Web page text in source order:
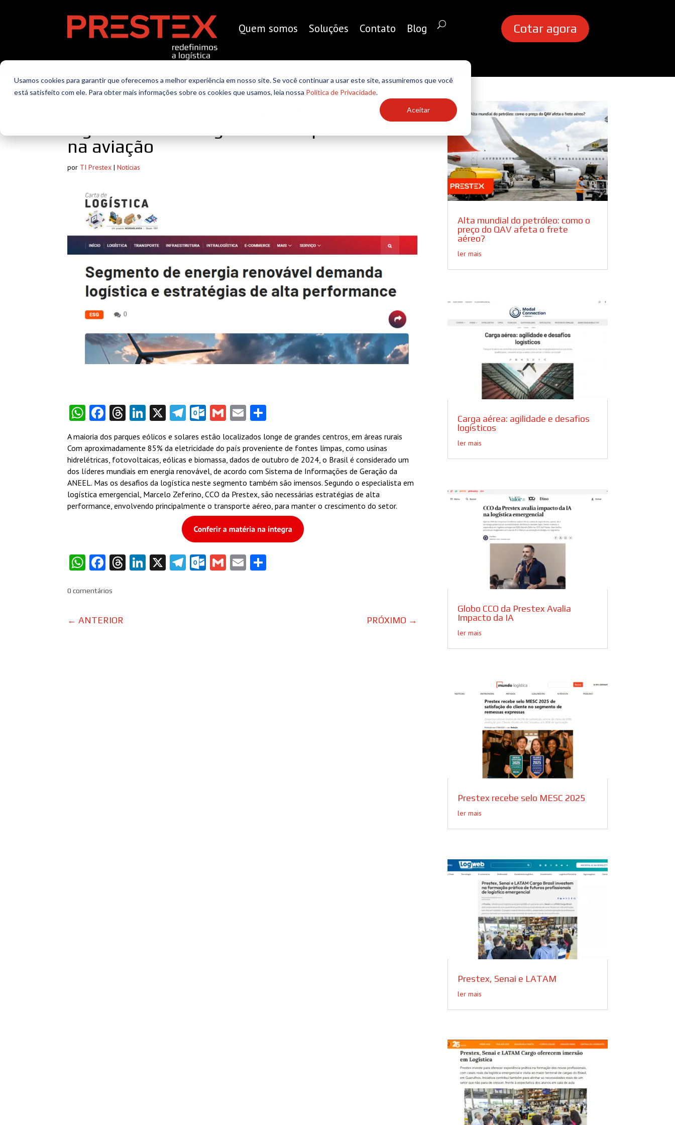
Usamos cookies para garantir que oferecemos a melhor experiência em nosso site. Se você continuar a usar este site, assumiremos que você
está satisfeito com ele. Para obter mais informações sobre os cookies que usamos, leia nossa Política de Privacidade.
Aceitar
Quem somos Soluções Contato Blog Cotar agora
logística e estratégias de alta performance
na aviação
por TI Prestex |Notícias
WhatsApp
Facebook
Threads
LinkedIn
X Telegram
Outlook.com
Gmail
Email
A maioria dos parques eólicos e solares estão localizados longe de grandes centros, em áreas rurais
Com aproximadamente 85% da eletricidade do país proveniente de fontes limpas, como usinas
hidrelétricas, fotovoltaicas, eólicas e biomassa, dados de outubro de 2024, o Brasil é considerado um
dos líderes mundiais em energia renovável, de acordo com Sistema de Informações de Geração da
ANEEL. Mas os desafios da logística neste segmento também são imensos. Segundo o especialista em
logística emergencial, Marcelo Zeferino, CCO da Prestex, são necessárias estratégias de alta
performance, envolvendo principalmente o transporte aéreo, para manter o crescimento do setor.
WhatsApp
Facebook
Threads
LinkedIn
X Telegram
Outlook.com
Gmail
Email
0 comentários
←ANTERIOR PRÓXIMO →
Alta mundial do petróleo: como o
preço do QAV afeta o frete
aéreo?
ler mais
Carga aérea: agilidade e desafios
logísticos
ler mais
Globo CCO da Prestex Avalia
Impacto da IA
ler mais
Prestex recebe selo MESC 2025
ler mais
Prestex, Senai e LATAM
ler mais